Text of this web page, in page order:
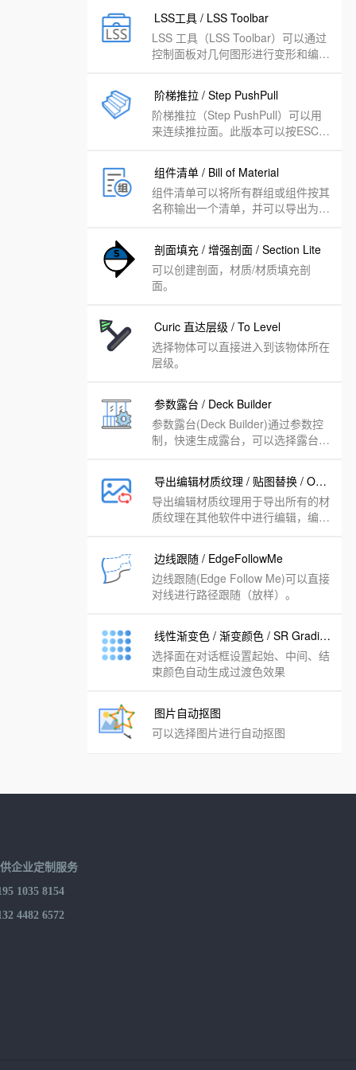
LSS工具 / LSS Toolbar
LSS 工具（LSS Toolbar）可以通过
控制面板对几何图形进行变形和编
阶梯推拉 / Step PushPull
阶梯推拉（Step PushPull）可以用
来连续推拉面。此版本可以按ESC后
组件清单 / Bill of Material
组件清单可以将所有群组或组件按其
名称输出一个清单，并可以导出为
剖面填充 / 增强剖面 / Section Lite
可以创建剖面，材质/材质填充剖
面。
Curic 直达层级 / To Level
选择物体可以直接进入到该物体所在
层级。
参数露台 / Deck Builder
参数露台(Deck Builder)通过参数控
制，快速生成露台，可以选择露台栏
导出编辑材质纹理 / 贴图替换 / Output Edit Texture
导出编辑材质纹理用于导出所有的材
质纹理在其他软件中进行编辑，编辑
边线跟随 / EdgeFollowMe
边线跟随(Edge Follow Me)可以直接
对线进行路径跟随（放样）。
线性渐变色 / 渐变颜色 / SR Gradientator
选择面在对话框设置起始、中间、结
束颜色自动生成过渡色效果
图片自动抠图
可以选择图片进行自动抠图
企业定制服务
1035 8154
4482 6572